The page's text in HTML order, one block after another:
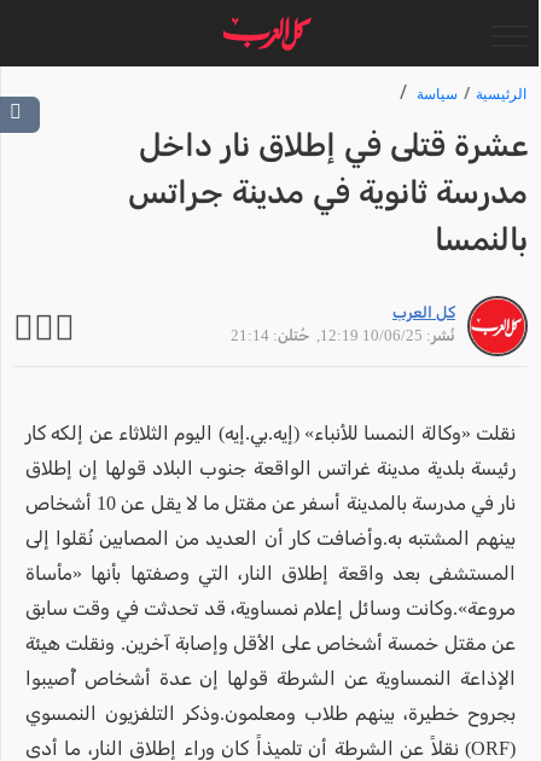
الرئيسية سياسة
عشرة قتلى في إطلاق نار داخل
مدرسة ثانوية في مدينة جراتس
بالنمسا
كل العرب
نُشر: 10/06/25 12:19
, حُتلن: 21:14
نقلت «وكالة النمسا للأنباء» (إيه.بي.إيه) اليوم الثلاثاء عن إلكه كار
رئيسة بلدية مدينة غراتس الواقعة جنوب البلاد قولها إن إطلاق
نار في مدرسة بالمدينة أسفر عن مقتل ما لا يقل عن 10 أشخاص
بينهم المشتبه به.وأضافت كار أن العديد من المصابين نُقلوا إلى
المستشفى بعد واقعة إطلاق النار، التي وصفتها بأنها «مأساة
مروعة».وكانت وسائل إعلام نمساوية، قد تحدثت في وقت سابق
عن مقتل خمسة أشخاص على الأقل وإصابة آخرين. ونقلت هيئة
الإذاعة النمساوية عن الشرطة قولها إن عدة أشخاص أُصيبوا
بجروح خطيرة، بينهم طلاب ومعلمون.وذكر التلفزيون النمسوي
(ORF) نقلاً عن الشرطة أن تلميذاً كان وراء إطلاق النار، ما أدى